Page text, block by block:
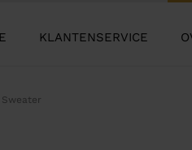
KLANTENSERVICE